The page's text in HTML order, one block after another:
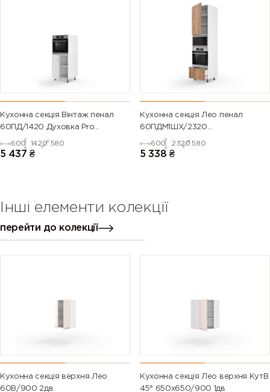
Кухонна секція Вінтаж пенал
60ПД/1420 Духовка Pro
Blum(Білий/Напівмат Білий
9003)
600 1420 580
5 437 ₴
Кухонна секція Лео пенал
60ПДМ1ШХ/2320
Духовка+Мікрохвильовка
Телескоп
600 2320 580
5 338 ₴
Інші елементи колекції
перейти до колекції
Кухонна секція верхня Лео
60В/900 2дв
Кухонна секція Лео верхня КутВ
45° 650х650/900 1дв